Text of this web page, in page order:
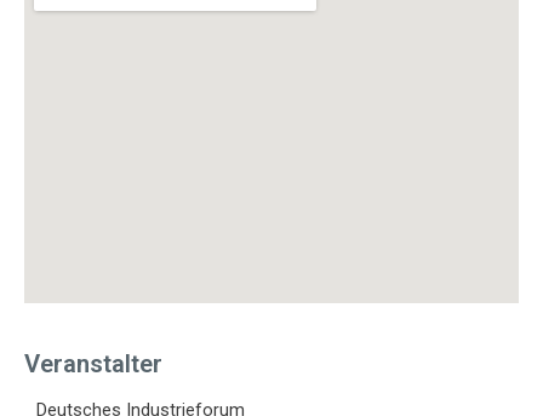
Veranstalter
Deutsches Industrieforum